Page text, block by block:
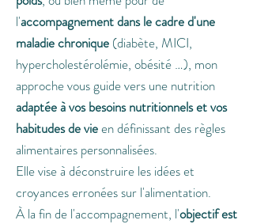
l'accompagnement dans le cadre d'une
maladie chronique (diabète, MICI,
hypercholestérolémie, obésité …), mon
approche vous guide vers une nutrition
adaptée à vos besoins nutritionnelset vos
habitudes de vieen définissant des règles
alimentaires personnalisées.
Elle vise à déconstruire les idées et
croyances erronées sur l'alimentation.
À la fin de l'accompagnement, l'objectif est